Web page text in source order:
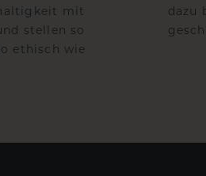
mit
stellen so
ethisch wie
dazu